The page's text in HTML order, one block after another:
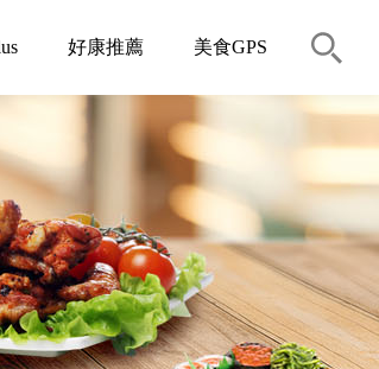
好康推薦 美食GPS